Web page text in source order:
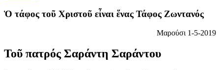
Ὁ τάφος τοῦ Χριστοῦ εἶναι ἕνας Τάφος Ζωντανός
Μαρούσι 1-5-2019
Τοῦ πατρός Σαράντη Σαράντου